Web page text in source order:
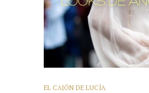
EL CAJÓN DE LUCÍA